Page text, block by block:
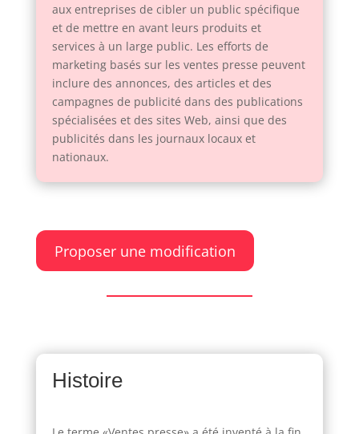
aux entreprises de cibler un public spécifique
et de mettre en avant leurs produits et
services à un large public. Les efforts de
marketing basés sur les ventes presse peuvent
inclure des annonces, des articles et des
campagnes de publicité dans des publications
spécialisées et des sites Web, ainsi que des
publicités dans les journaux locaux et
nationaux.
Proposer une modification
Histoire